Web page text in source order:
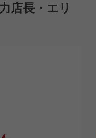
店長・エリ